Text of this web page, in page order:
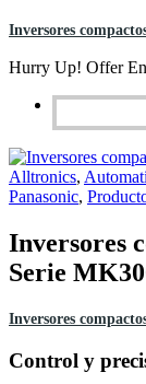
Inversores
Hurry Up! Offer
Alltronics,
Panasonic,
Inversores
Serie
Inversores
Control y